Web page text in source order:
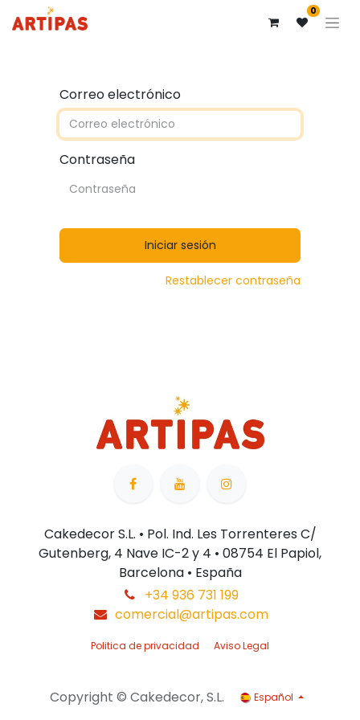
0
Correo electrónico
Contraseña
Iniciar sesión
Restablecer contraseña
Cakedecor S.L. • Pol. Ind. Les Torrenteres C/
Gutenberg, 4 Nave IC-2 y 4 • 08754 El Papiol,
Barcelona • España
+34 936 731 199
comercial@artipas.com
Politica de privacidad Aviso Legal
Copyright © Cakedecor, S.L. Español